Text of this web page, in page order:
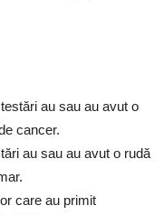
au sau au avut o
cancer.
au sau au avut o rudă
care au primit